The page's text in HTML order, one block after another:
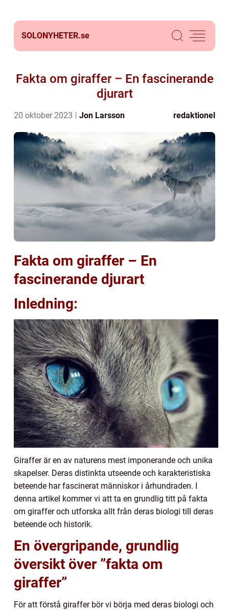
SOLONYHETER.se
Fakta om giraffer – En fascinerande
djurart
20 oktober 2023 Jon Larsson redaktionel
Fakta om giraffer – En
fascinerande djurart
Inledning:
Giraffer är en av naturens mest imponerande och unika
skapelser. Deras distinkta utseende och karakteristiska
beteende har fascinerat människor i århundraden. I
denna artikel kommer vi att ta en grundlig titt på fakta
om giraffer och utforska allt från deras biologi till deras
beteende och historik.
En övergripande, grundlig
översikt över ”fakta om
giraffer”
För att förstå giraffer bör vi börja med deras biologi och